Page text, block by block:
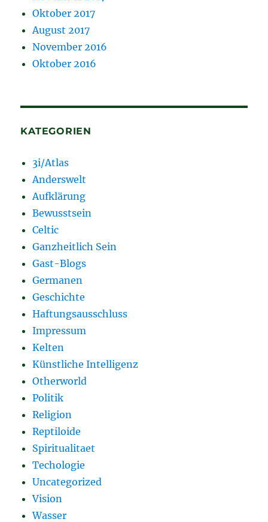
Oktober 2017
August 2017
November 2016
Oktober 2016
KATEGORIEN
3i/Atlas
Anderswelt
Aufklärung
Bewusstsein
Celtic
Ganzheitlich Sein
Gast-Blogs
Germanen
Geschichte
Haftungsausschluss
Impressum
Kelten
Künstliche Intelligenz
Otherworld
Politik
Religion
Reptiloide
Spiritualitaet
Techologie
Uncategorized
Vision
Wasser